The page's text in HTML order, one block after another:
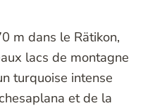
m dans le Rätikon,
lacs de montagne
turquoise intense
et de la